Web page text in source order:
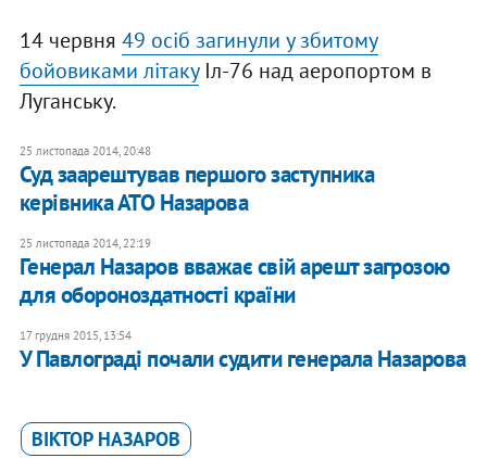
14 червня 49 осіб загинули у збитому
бойовиками літакуІл-76 над аеропортом в
Луганську.
25 листопада 2014, 20:48
Суд заарештував першого заступника
керівника АТО Назарова
25 листопада 2014, 22:19
Генерал Назаров вважає свій арешт загрозою
для обороноздатності країни
17 грудня 2015, 13:54
У Павлограді почали судити генерала Назарова
ВІКТОР НАЗАРОВ